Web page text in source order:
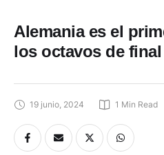
Alemania es el
los octavos de
19 junio, 2024 1 Min Read